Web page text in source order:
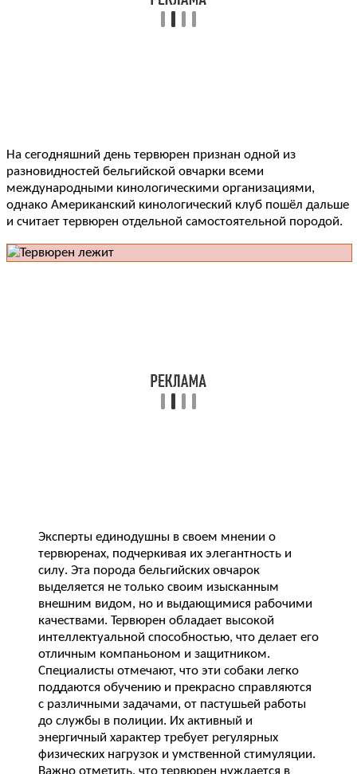
На сегодняшний день тервюрен признан одной из
разновидностей бельгийской овчарки всеми
международными кинологическими организациями,
однако Американский кинологический клуб пошёл дальше
и считает тервюрен отдельной самостоятельной породой.
Эксперты единодушны в своем мнении о
тервюренах, подчеркивая их элегантность и
силу. Эта порода бельгийских овчарок
выделяется не только своим изысканным
внешним видом, но и выдающимися рабочими
качествами. Тервюрен обладает высокой
интеллектуальной способностью, что делает его
отличным компаньоном и защитником.
Специалисты отмечают, что эти собаки легко
поддаются обучению и прекрасно справляются
с различными задачами, от пастушьей работы
до службы в полиции. Их активный и
энергичный характер требует регулярных
физических нагрузок и умственной стимуляции.
Важно отметить, что тервюрен нуждается в